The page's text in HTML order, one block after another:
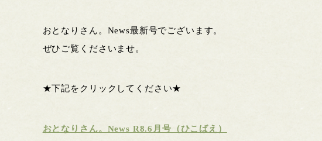
おとなりさん。News最新号でございます。
ぜひご覧くださいませ。
★下記をクリックしてください★
おとなりさん。News R8.6月号（ひこばえ）